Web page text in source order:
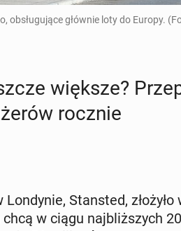
obsługujące głównie loty do Europy.
większe?
rocznie
Stan­sted,
w ciągu naj­bliż­szych